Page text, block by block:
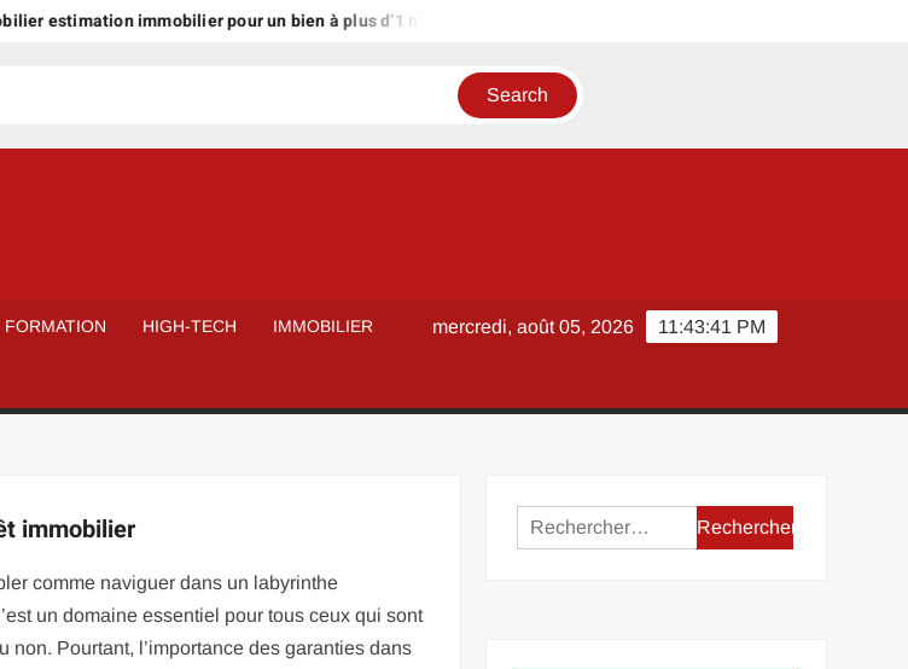
immobilier pour un bien à plus d’1 million d’euros ?
FORMATION HIGH-TECH IMMOBILIER 11:43:42 PM
mercredi, août 05, 2026
immobilier
comme naviguer dans un labyrinthe
un domaine essentiel pour tous ceux qui sont
non. Pourtant, l’importance des garanties dans
Rechercher :